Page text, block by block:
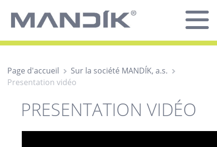
Page d'accueil
Sur la société MANDÍK, a.s.
Presentation vidéo
PRESENTATION VIDÉO